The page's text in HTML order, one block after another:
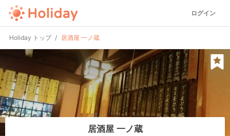
ログイン
Holiday トップ 居酒屋 一ノ蔵
居酒屋 一ノ蔵